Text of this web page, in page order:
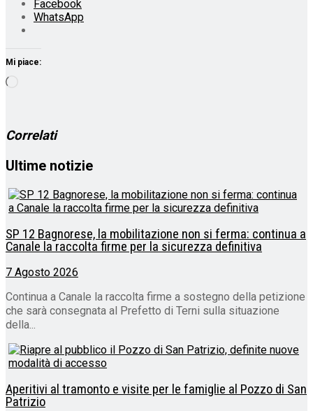
Facebook
WhatsApp
Mi piace:
Correlati
Ultime notizie
SP 12 Bagnorese, la mobilitazione non si ferma: continua a
Canale la raccolta firme per la sicurezza definitiva
7 Agosto 2026
Continua a Canale la raccolta firme a sostegno della petizione
che sarà consegnata al Prefetto di Terni sulla situazione
della...
Aperitivi al tramonto e visite per le famiglie al Pozzo di San
Patrizio